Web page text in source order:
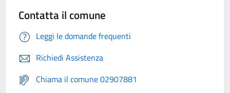
Contatta il comune
Leggi le domande frequenti
Richiedi Assistenza
Chiama il comune 02907881